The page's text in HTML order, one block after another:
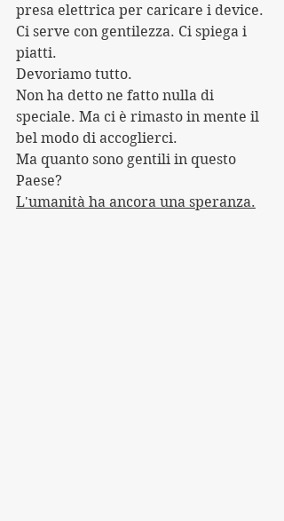
presa elettrica per caricare i device.
Ci serve con gentilezza. Ci spiega i
piatti.
Devoriamo tutto.
Non ha detto ne fatto nulla di
speciale. Ma ci è rimasto in mente il
bel modo di accoglierci.
Ma quanto sono gentili in questo
Paese?
L'umanità ha ancora una speranza.